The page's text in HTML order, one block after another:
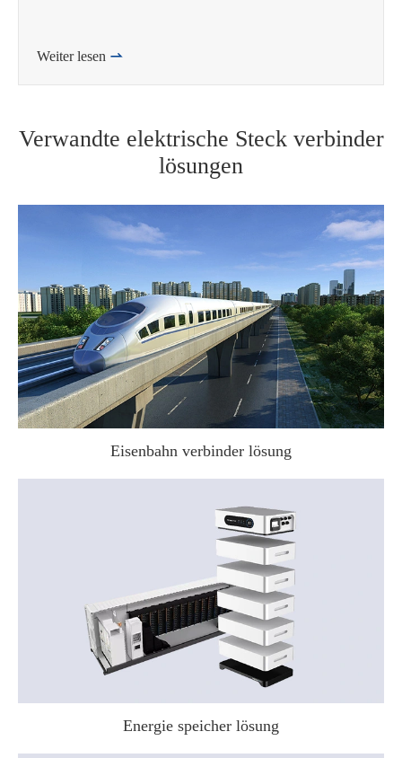
Weiter lesen 
Verwandte elektrische Steck verbinder
lösungen
Eisenbahn verbinder lösung
Energie speicher lösung